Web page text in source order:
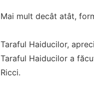
Mai mult decât atât,
Taraful Haiducilor,
Taraful Haiducilor a
Ricci.